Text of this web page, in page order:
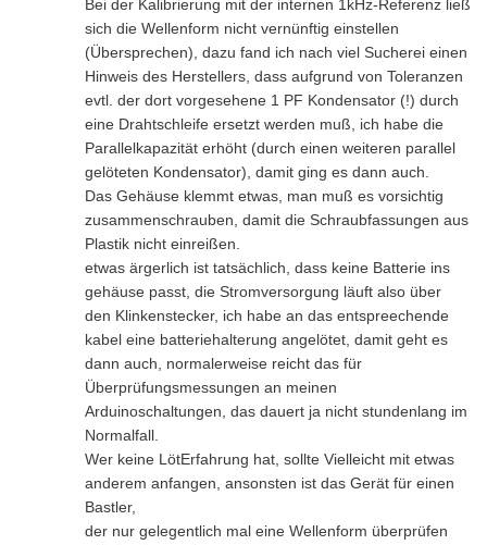
Bei der Kalibrierung mit der internen 1kHz-Referenz ließ
sich die Wellenform nicht vernünftig einstellen
(Übersprechen), dazu fand ich nach viel Sucherei einen
Hinweis des Herstellers, dass aufgrund von Toleranzen
evtl. der dort vorgesehene 1 PF Kondensator (!) durch
eine Drahtschleife ersetzt werden muß, ich habe die
Parallelkapazität erhöht (durch einen weiteren parallel
gelöteten Kondensator), damit ging es dann auch.
Das Gehäuse klemmt etwas, man muß es vorsichtig
zusammenschrauben, damit die Schraubfassungen aus
Plastik nicht einreißen.
etwas ärgerlich ist tatsächlich, dass keine Batterie ins
gehäuse passt, die Stromversorgung läuft also über
den Klinkenstecker, ich habe an das entspreechende
kabel eine batteriehalterung angelötet, damit geht es
dann auch, normalerweise reicht das für
Überprüfungsmessungen an meinen
Arduinoschaltungen, das dauert ja nicht stundenlang im
Normalfall.
Wer keine LötErfahrung hat, sollte Vielleicht mit etwas
anderem anfangen, ansonsten ist das Gerät für einen
Bastler,
der nur gelegentlich mal eine Wellenform überprüfen